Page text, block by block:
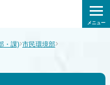
メニュー
・課)›市民環境部›